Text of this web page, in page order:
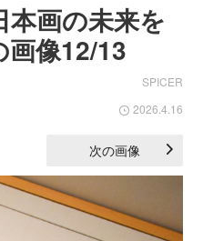
画の未来を
像12/13
SPICER
2026.4.16
次の画像